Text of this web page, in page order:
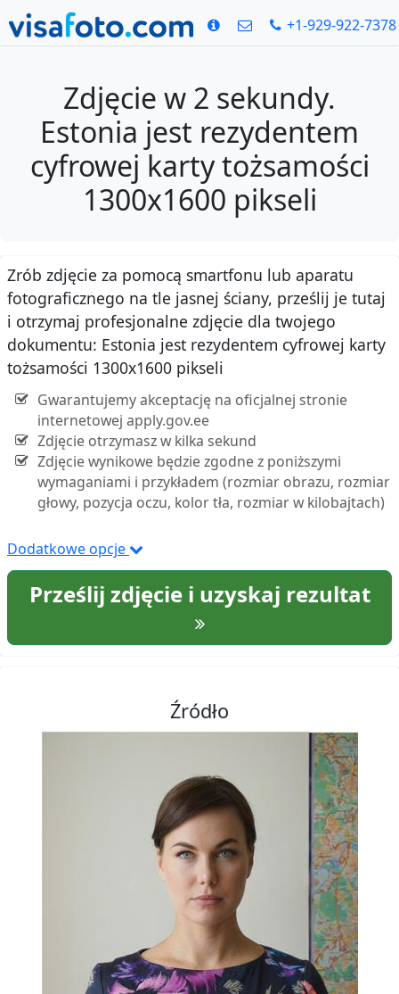
+1-929-922-7378
Zdjęcie w 2 sekundy.
Estonia jest rezydentem
cyfrowej karty tożsamości
1300x1600 pikseli
Zrób zdjęcie za pomocą smartfonu lub aparatu
fotograficznego na tle jasnej ściany, prześlij je tutaj
i otrzymaj profesjonalne zdjęcie dla twojego
dokumentu: Estonia jest rezydentem cyfrowej karty
tożsamości 1300x1600 pikseli
Gwarantujemy akceptację na oficjalnej stronie
internetowej apply.gov.ee
Zdjęcie otrzymasz w kilka sekund
Zdjęcie wynikowe będzie zgodne z poniższymi
wymaganiami i przykładem (rozmiar obrazu, rozmiar
głowy, pozycja oczu, kolor tła, rozmiar w kilobajtach)
Dodatkowe opcje
Prześlij zdjęcie i uzyskaj rezultat
Źródło